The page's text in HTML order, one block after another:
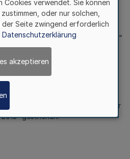
der Jugend Nordrhein-Westfalen
BEGEGNUNGEN 2005
und Jugendförderung Köln
befristet bis zum 31. August 2016“
Ruhr gGmbH“ werden die Wörter
gestrichen.
Cookies verwendet. Sie können
oder nur solchen,
Seite zwingend erforderlich
Datenschutzerklärung
akzeptieren